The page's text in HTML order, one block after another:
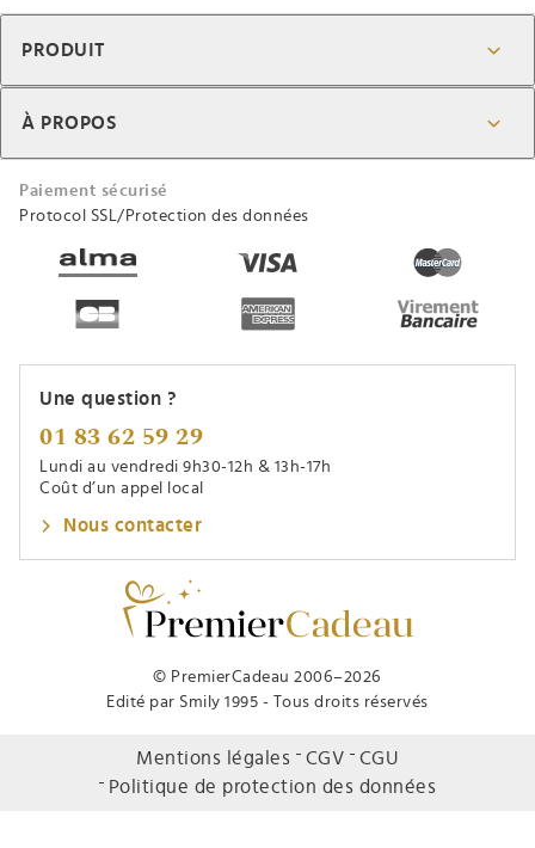
© PremierCadeau 2006–2026
Edité par Smily 1995 - Tous droits réservés
PRODUIT
À PROPOS
Paiement sécurisé
Protocol SSL/Protection des données
Une question ?
01 83 62 59 29
Lundi au vendredi 9h30-12h & 13h-17h
Coût d’un appel local
Nous contacter
Mentions légales CGV
CGU
Politique de protection des données